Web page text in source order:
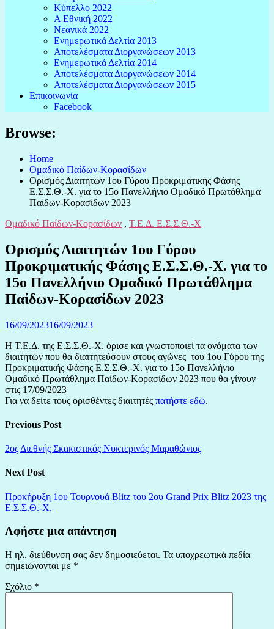
Κύπελλο 2022
Α Εθνική 2022
Νεανικά 2022
Ενημερωτικά Δελτία 2013
Αποτελέσματα Διοργανώσεων 2013
Ενημερωτικά Δελτία 2014
Αποτελέσματα Διοργανώσεων 2014
Αποτελέσματα Διοργανώσεων 2015
Επικοινωνία
Facebook
Browse:
Home
Ομαδικό Παίδων-Κορασίδων
Ορισμός Διαιτητών 1ου Γύρου Προκριματικής Φάσης
Ε.Σ.Σ.Θ.-Χ. για το 15ο Πανελλήνιο Ομαδικό Πρωτάθλημα
Παίδων-Κορασίδων 2023
Ομαδικό Παίδων-Κορασίδων , Τ.Ε.Δ. Ε.Σ.Σ.Θ.-Χ
Ορισμός Διαιτητών 1ου Γύρου
Προκριματικής Φάσης Ε.Σ.Σ.Θ.-Χ. για το
15ο Πανελλήνιο Ομαδικό Πρωτάθλημα
Παίδων-Κορασίδων 2023
16/09/202316/09/2023
Η Τ.Ε.Δ. της Ε.Σ.Σ.Θ.-Χ. όρισε και γνωστοποιεί τα ονόματα των
διαιτητών που θα διαιτητεύσουν στους αγώνες του 1ου Γύρου της
Προκριματικής Φάσης Ε.Σ.Σ.Θ.-Χ. για το 15ο Πανελλήνιο
Ομαδικό Πρωτάθλημα Παίδων-Κορασίδων 2023 που θα γίνουν
στις 17/09/2023
Για να δείτε τους ορισθέντες διαιτητές πατήστε εδώ.
Previous Post
2ος Διεθνής Σκακιστικός Νυκτερινός Μαραθώνιος
Next Post
Προκήρυξη 1ου Τουρνουά Blitz του 2ου Grand Prix Blitz 2023 της
Ε.Σ.Σ.Θ.-Χ.
Αφήστε μια απάντηση
Η ηλ. διεύθυνση σας δεν δημοσιεύεται. Τα υποχρεωτικά πεδία
σημειώνονται με *
Σχόλιο *